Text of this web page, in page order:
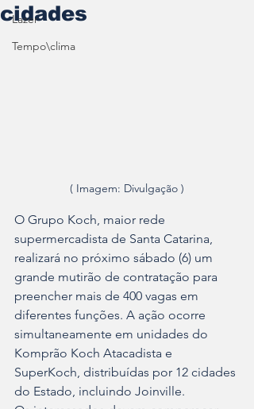
Lazer
Tempo\clima
cidades
( Imagem: Divulgação )
O Grupo Koch, maior rede
supermercadista de Santa Catarina,
realizará no próximo sábado (6) um
grande mutirão de contratação para
preencher mais de 400 vagas em
diferentes funções. A ação ocorre
simultaneamente em unidades do
Komprão Koch Atacadista e
SuperKoch, distribuídas por 12 cidades
do Estado, incluindo Joinville.